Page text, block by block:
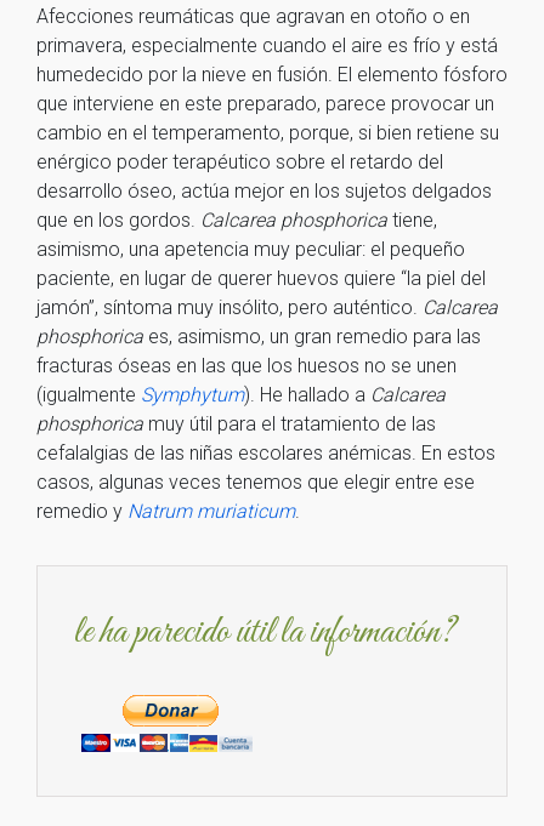
Afecciones reumáticas que agravan en otoño o en
primavera, especialmente cuando el aire es frío y está
humedecido por la nieve en fusión. El elemento fósforo
que interviene en este preparado, parece provocar un
cambio en el temperamento, porque, si bien retiene su
enérgico poder terapéutico sobre el retardo del
desarrollo óseo, actúa mejor en los sujetos delgados
que en los gordos. Calcarea phosphorica tiene,
asimismo, una apetencia muy peculiar: el pequeño
paciente, en lugar de querer huevos quiere “la piel del
jamón”, síntoma muy insólito, pero auténtico. Calcarea
phosphorica es, asimismo, un gran remedio para las
fracturas óseas en las que los huesos no se unen
(igualmente Symphytum). He hallado a Calcarea
phosphorica muy útil para el tratamiento de las
cefalalgias de las niñas escolares anémicas. En estos
casos, algunas veces tenemos que elegir entre ese
remedio y Natrum muriaticum.
le ha parecido útil la información?